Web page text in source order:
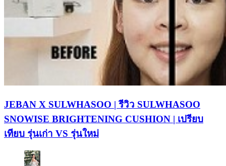
JEBAN X SULWHASOO | รีวิว SULWHASOO
SNOWISE BRIGHTENING CUSHION | เปรียบ
เทียบ รุ่นเก่า VS รุ่นใหม่